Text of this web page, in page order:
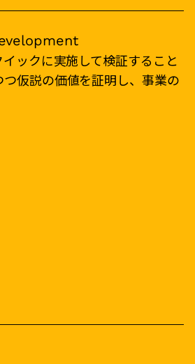
ックに実施して検証すること
仮説の価値を証明し、事業の